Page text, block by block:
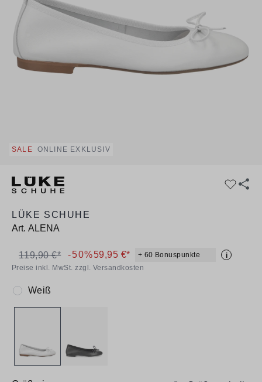
SALE ONLINE EXKLUSIV
LÜKE SCHUHE
Art. ALENA
59,95 €* + 60 Bonuspunkte i
119,90 €* -50%
Preise inkl. MwSt. zzgl. Versandkosten
Farbe:
Weiß